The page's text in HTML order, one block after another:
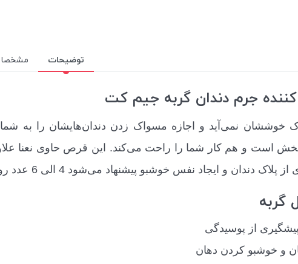
توضیحات
جرم دندان گربه جیم کت
خوششان نمی‌آید و اجازه مسواک زدن دندان‌هایشان را به
است و هم کار شما را راحت می‌کند. این قرص حاوی نعنا
و ایجاد نفس خوشبو پیشنهاد می‌شود 4 الی 6 عدد روزانه مصرف شود.
گربه
از پوسیدگی
و خوشبو کردن دهان